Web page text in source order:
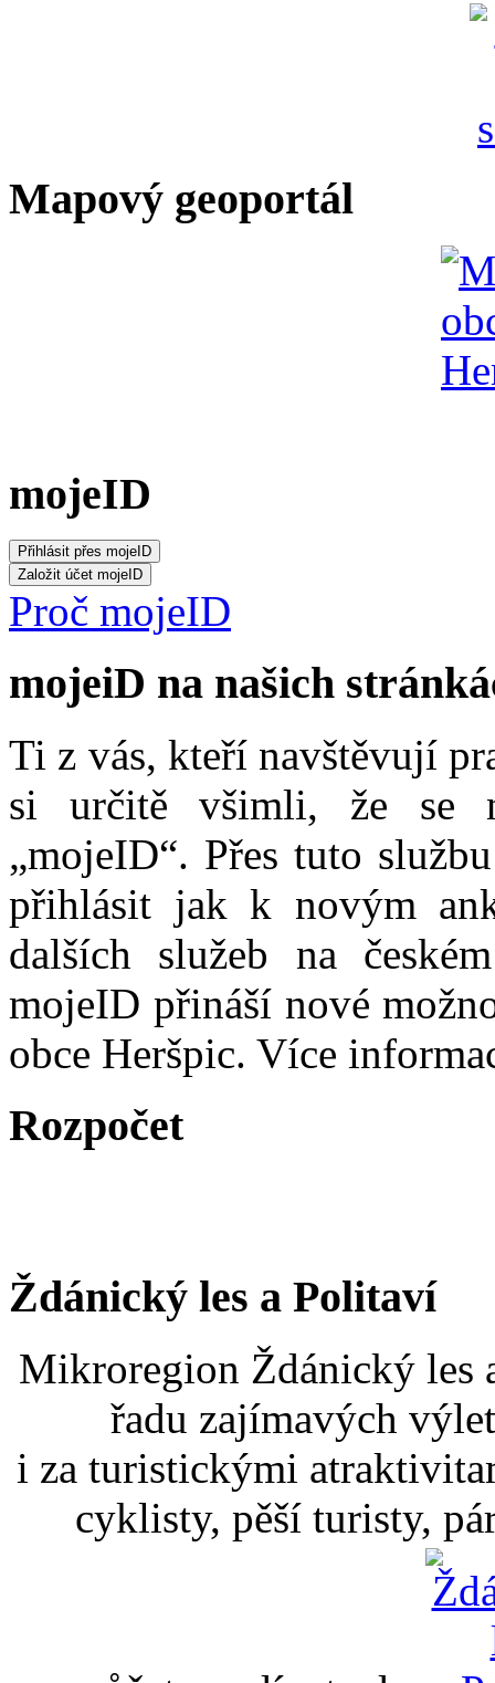
Mapový geoportál
mojeID
Proč mojeID
mojeiD na našich
Ti z vás, kteří navštěvují
si určitě všimli, že se
„mojeID“. Přes tuto
přihlásit jak k novým
dalších služeb na
mojeID přináší nové
obce Heršpic. Více
Rozpočet
Ždánický les a Politaví
Mikroregion Ždánický les
řadu zajímavých
i za turistickými
cyklisty, pěší turisty,